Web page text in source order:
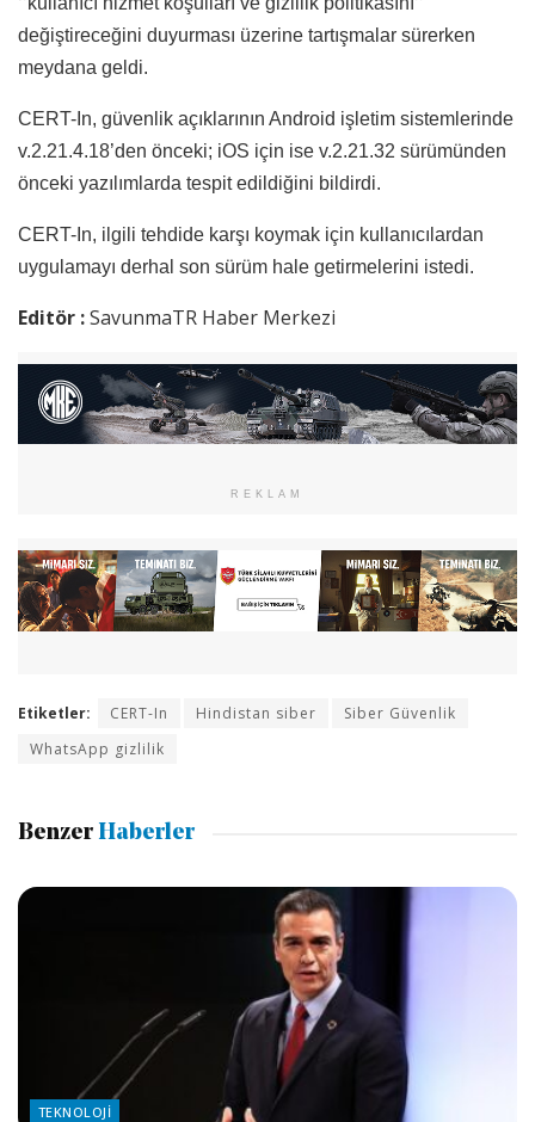
değiştireceğini duyurması üzerine tartışmalar sürerken
meydana geldi.
CERT-In, güvenlik açıklarının Android işletim sistemlerinde
v.2.21.4.18’den önceki; iOS için ise v.2.21.32 sürümünden
önceki yazılımlarda tespit edildiğini bildirdi.
CERT-In, ilgili tehdide karşı koymak için kullanıcılardan
uygulamayı derhal son sürüm hale getirmelerini istedi.
Editör :SavunmaTR Haber Merkezi
REKLAM
Etiketler: CERT-In Hindistan siber
Siber Güvenlik
WhatsApp gizlilik
Benzer Haberler
TEKNOLOJI